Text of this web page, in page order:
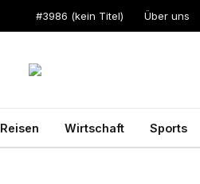
#3986 (kein Titel) Über uns
Reisen Wirtschaft Sports